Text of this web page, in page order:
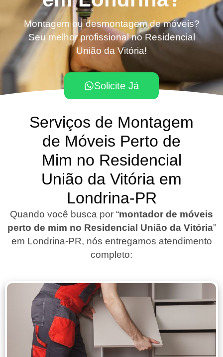
Montagem ou desmontagem de móveis?
Seu melhor profissional no Residencial
União da Vitória!
Solicite Já
Serviços de Montagem
de Móveis Perto de
Mim no Residencial
União da Vitória em
Londrina-PR
Quando você busca por “montador de móveis
perto de mim no Residencial União da Vitória”
em Londrina-PR, nós entregamos atendimento
completo: